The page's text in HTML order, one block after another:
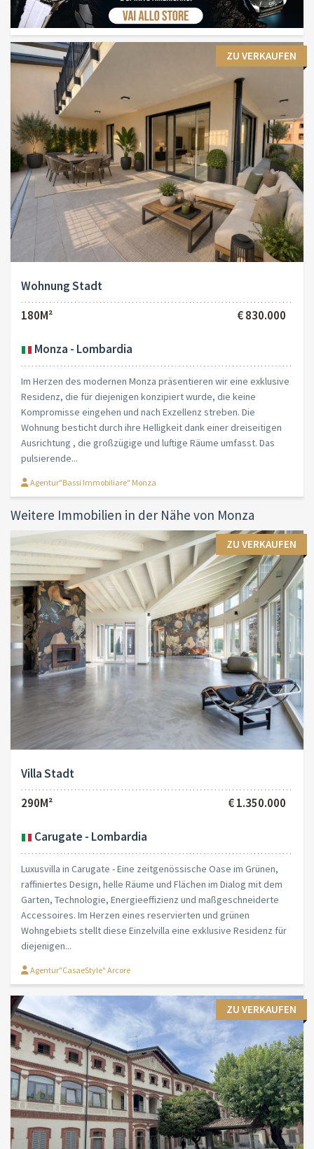
ZU VERKAUFEN
Wohnung Stadt
180M²
€ 830.000
Monza - Lombardia
Im Herzen des modernen Monza präsentieren wir eine exklusive
Residenz, die für diejenigen konzipiert wurde, die keine
Kompromisse eingehen und nach Exzellenz streben. Die
Wohnung besticht durch ihre Helligkeit dank einer dreiseitigen
Ausrichtung , die großzügige und luftige Räume umfasst. Das
pulsierende...
Agentur"Bassi Immobiliare" Monza
Weitere Immobilien in der Nähe von Monza
ZU VERKAUFEN
Villa Stadt
290M²
€ 1.350.000
Carugate - Lombardia
Luxusvilla in Carugate - Eine zeitgenössische Oase im Grünen,
raffiniertes Design, helle Räume und Flächen im Dialog mit dem
Garten, Technologie, Energieeffizienz und maßgeschneiderte
Accessoires. Im Herzen eines reservierten und grünen
Wohngebiets stellt diese Einzelvilla eine exklusive Residenz für
diejenigen...
Agentur"CasaeStyle" Arcore
ZU VERKAUFEN